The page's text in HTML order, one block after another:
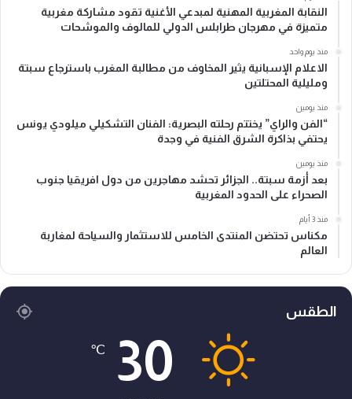
النقابة المغربية المهنية لمبدعي الأغنية تقود مشاركة مغربية
متميزة في مهرجان طرابلس الدولي للمالوف والموشحات
منذ يوم واحد
الاعلام الإسبانية يثير المخاوف من مطالبة المغرب باسترجاع سبتة
ومليلية المحتلتين
منذ يومين
“الفن والراي” يختتم رحلته البصرية: الفنان التشكيلي ميلودي يونس
يحتفي بذاكرة الشرق الفنية في وجدة
منذ يومين
بعد أزمة سبتة.. الجزائر تحشد مهاجرين من دول افريقيا جنوب
الصحراء على الحدود المغربية
منذ 3 أيام
مكناس تحتضن المنتدى الخامس للاستثمار والسياحة لمغاربة
العالم
الطقس
30
℃